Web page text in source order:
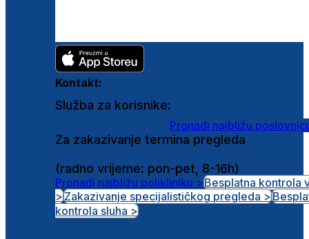
Kontakt:
Služba za korisnike:
Pronađi najbližu
Za zakazivanje termina pregleda
(radno vrijeme: pon-pet, 8-16h)
Pronađi najbližu polikliniku >Besplatna kontrola
>Zakazivanje specijalističkog pregleda >
kontrola sluha >